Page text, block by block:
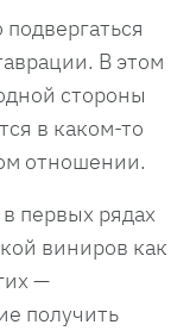
В этом
стороны
в каком-то
отношении.
первых рядах
виниров как
—
получить